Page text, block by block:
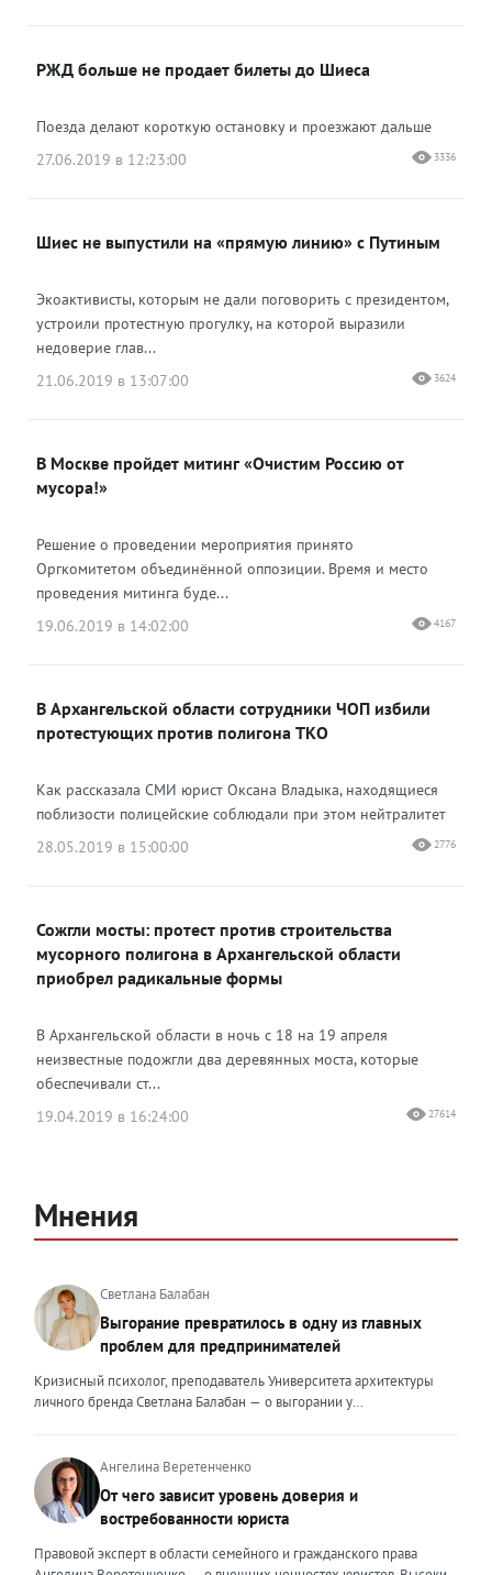
РЖД больше не продает билеты до Шиеса
Поезда делают короткую остановку и проезжают дальше
27.06.2019 в 12:23:00
3336
Шиес не выпустили на «прямую линию» с Путиным
Экоактивисты, которым не дали поговорить с президентом,
устроили протестную прогулку, на которой выразили
недоверие глав...
21.06.2019 в 13:07:00
3624
В Москве пройдет митинг «Очистим Россию от
мусора!»
Решение о проведении мероприятия принято
Оргкомитетом объединённой оппозиции. Время и место
проведения митинга буде...
19.06.2019 в 14:02:00
4167
В Архангельской области сотрудники ЧОП избили
протестующих против полигона ТКО
Как рассказала СМИ юрист Оксана Владыка, находящиеся
поблизости полицейские соблюдали при этом нейтралитет
28.05.2019 в 15:00:00
2776
Сожгли мосты: протест против строительства
мусорного полигона в Архангельской области
приобрел радикальные формы
В Архангельской области в ночь с 18 на 19 апреля
неизвестные подожгли два деревянных моста, которые
обеспечивали ст...
19.04.2019 в 16:24:00
27614
Мнения
Светлана Балабан
Выгорание превратилось в одну из главных
проблем для предпринимателей
Кризисный психолог, преподаватель Университета архитектуры
личного бренда Светлана Балабан — о выгорании у
проблемой, однако выгорание у предпринимателей заметно
отличается от выгорания у наёмных сотрудников. Наёмный
сотрудник может уйти на больничный или в отпуск, пожаловаться
на что-то начальству или сменить работу. Предприниматель — сам
себе начальник и основа системы. Если он устаёт, бизнес не встанет
на паузу, а просто начнёт разваливаться. У предпринимателей
Ангелина Веретенченко
От чего зависит уровень доверия и
востребованности юриста
Правовой эксперт в области семейного и гражданского права